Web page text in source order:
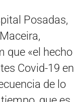
Posadas,
que «el hecho
Covid-19 en
de lo